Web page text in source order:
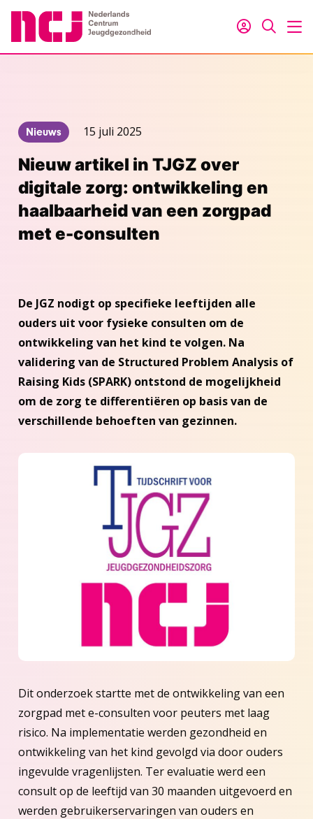
Inloggen
Zoeken
Nieuws 15 juli 2025
Nieuw artikel in TJGZ over
digitale zorg: ontwikkeling en
haalbaarheid van een zorgpad
met e-consulten
De JGZ nodigt op specifieke leeftijden alle
ouders uit voor fysieke consulten om de
ontwikkeling van het kind te volgen. Na
validering van de Structured Problem Analysis of
Raising Kids (SPARK) ontstond de mogelijkheid
om de zorg te differentiëren op basis van de
verschillende behoeften van gezinnen.
Dit onderzoek startte met de ontwikkeling van een
zorgpad met e-consulten voor peuters met laag
risico. Na implementatie werden gezondheid en
ontwikkeling van het kind gevolgd via door ouders
ingevulde vragenlijsten. Ter evaluatie werd een
consult op de leeftijd van 30 maanden uitgevoerd en
werden gebruikerservaringen van ouders en